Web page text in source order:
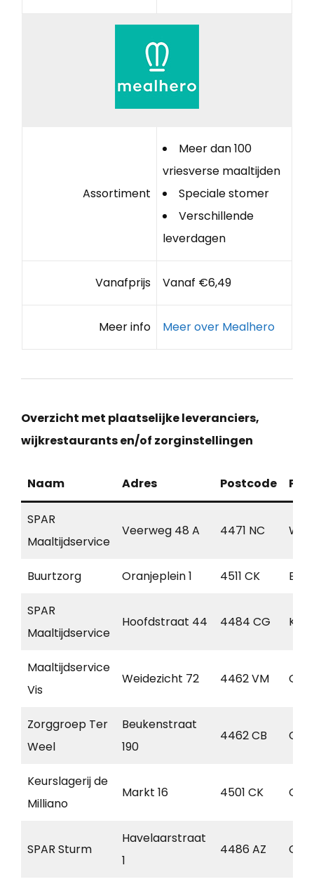
Assortiment
Meer dan 100
vriesverse maaltijden
Speciale stomer
Verschillende
leverdagen
Vanafprijs Vanaf €6,49
Meer info Meer over Mealhero
Overzicht met plaatselijke leveranciers,
wijkrestaurants en/of zorginstellingen
Naam Adres Postcode
SPAR
Maaltijdservice
Veerweg 48 A 4471 NC
Buurtzorg Oranjeplein 1 4511 CK
SPAR
Maaltijdservice
Hoofdstraat 44 4484 CG
Maaltijdservice
Vis
Weidezicht 72 4462 VM
Zorggroep Ter
Weel
Beukenstraat
190
4462 CB
Keurslagerij de
Milliano
Markt 16 4501 CK
SPAR Sturm
Havelaarstraat
1
4486 AZ